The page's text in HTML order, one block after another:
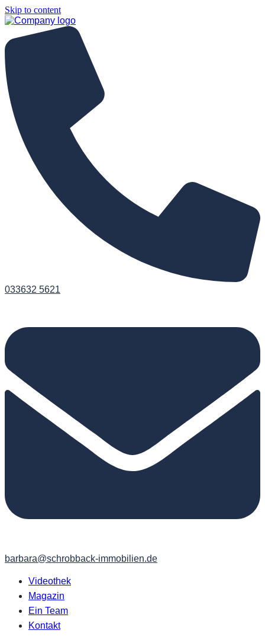
Skip to content
033632 5621
barbara@schrobback-immobilien.de
Videothek
Magazin
Ein Team
Kontakt